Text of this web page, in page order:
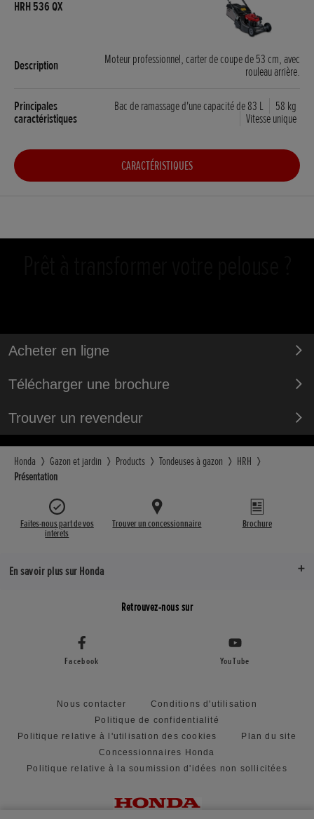
Moteur professionnel, carter de coupe de 53 cm, avec
rouleau arrière.
Bac de ramassage d'une capacité de 83 L
58 kg
Vitesse unique
CARACTÉRISTIQUES
Acheter en ligne
Télécharger une brochure
Trouver un revendeur
Honda Gazon et jardin Products Tondeuses à gazon
HRH
Présentation
Faites-nous part de vos
intérêts
Trouver un concessionnaire Brochure
En savoir plus sur Honda
Retrouvez-nous sur
Facebook YouTube
Nous contacter
Conditions d'utilisation
Politique de confidentialité
Politique relative à l'utilisation des cookies
Plan du site
Concessionnaires Honda
Politique relative à la soumission d'idées non sollicitées